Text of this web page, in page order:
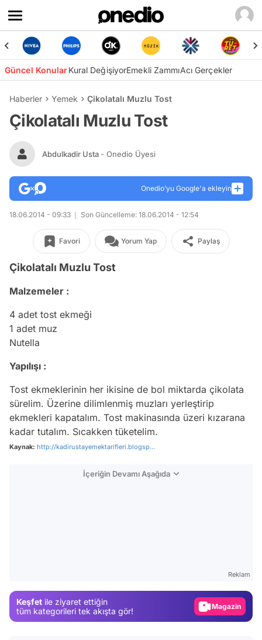
Güncel KonularKural DeğişiyorEmekli ZammıAcı Gerçekler
Haberler Yemek Çikolatalı Muzlu Tost
Çikolatalı Muzlu Tost
Abdulkadir Usta - Onedio Üyesi
Onedio’yu Google'a ekleyin
18.06.2014 - 09:33 Son Güncelleme: 18.06.2014 - 12:54
Favori Yorum Yap Paylaş
Çikolatalı Muzlu Tost
Malzemeler :
4 adet tost ekmeği
1 adet muz
Nutella
Yapılışı :
Tost ekmeklerinin her ikisine de bol miktarda çikolata
sürelim. Üzerine dilimlenmiş muzları yerleştirip
ekmekleri kapatalım. Tost makinasında üzeri kızarana
kadar tutalım. Sıcakken tüketelim.
Kaynak: http://kadirustayemektarifleri.blogsp...
İçeriğin Devamı Aşağıda
Reklam
Keşfet ile ziyaret ettiğin
tüm kategorileri tek akışta gör!
Magazin